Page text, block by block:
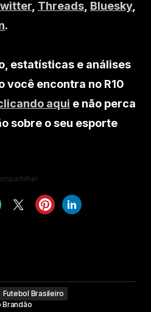
, Threads, Bluesky,
.
estatísticas e análises
você encontra no R10
aqui e não perca
sobre o seu esporte
Futebol Brasileiro
Brandão